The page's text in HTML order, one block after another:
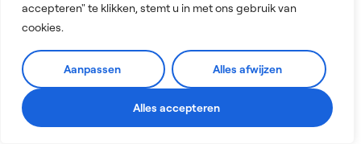
accepteren" te klikken, stemt u in met ons gebruik van
cookies.
Aanpassen Alles afwijzen
Alles accepteren